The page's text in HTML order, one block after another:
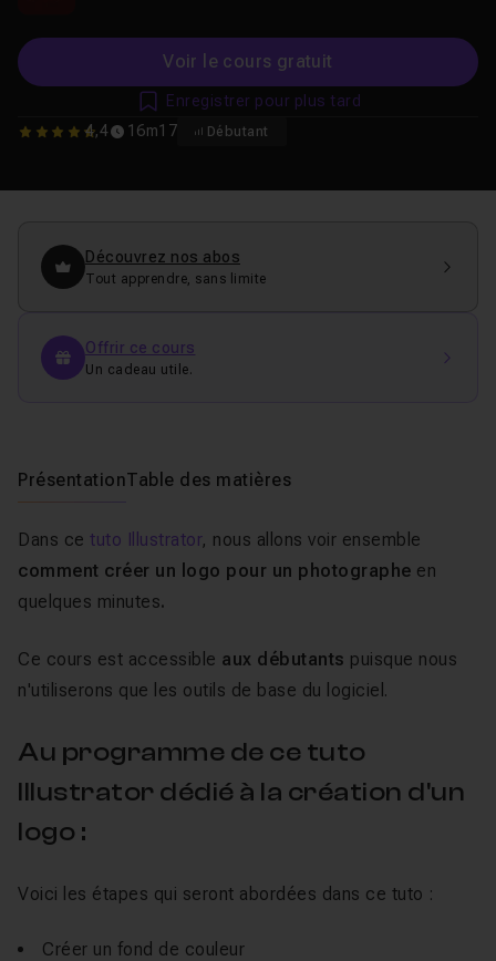
Voir le cours gratuit
4.4285714285714
4,4 16m17 Débutant
Enregistrer pour plus tard
Découvrez nos abos
Tout apprendre, sans limite
Offrir ce cours
Un cadeau utile.
PrésentationTable des matières
Dans ce tuto Illustrator, nous allons voir ensemble
comment créer un logo pour un photographe en
quelques minutes.
Ce cours est accessible aux débutants puisque nous
n'utiliserons que les outils de base du logiciel.
Au programme de ce tuto
Illustrator dédié à la création d'un
logo :
Voici les étapes qui seront abordées dans ce tuto :
Créer un fond de couleur